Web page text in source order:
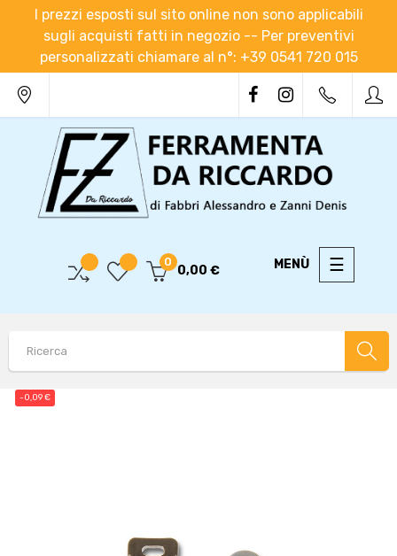
I prezzi esposti sul sito online non sono applicabili
sugli acquisti fatti in negozio -- Per preventivi
personalizzati chiamare al n°: +39 0541 720 015
Toggle
☰
0
0,00 €
-0,09 €